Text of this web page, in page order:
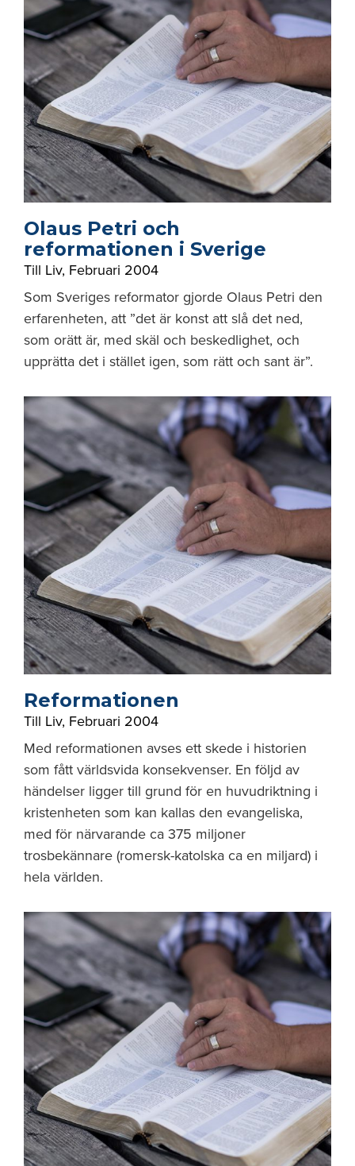
Olaus Petri och
reformationen i Sverige
Till Liv, Februari 2004
Som Sveriges reformator gjorde Olaus Petri den
erfarenheten, att ”det är konst att slå det ned,
som orätt är, med skäl och beskedlighet, och
upprätta det i stället igen, som rätt och sant är”.
Reformationen
Till Liv, Februari 2004
Med reformationen avses ett skede i historien
som fått världsvida konsekvenser. En följd av
händelser ligger till grund för en huvudriktning i
kristenheten som kan kallas den evangeliska,
med för närvarande ca 375 miljoner
trosbekännare (romersk-katolska ca en miljard) i
hela världen.